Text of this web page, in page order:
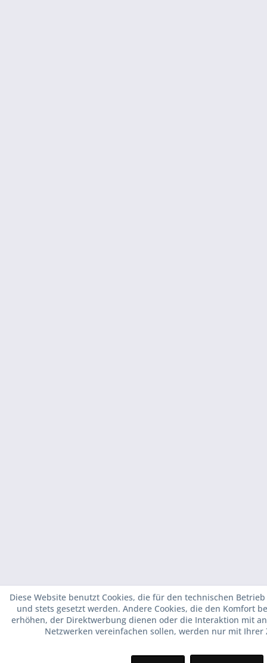
Diese Website benutzt Cookies, die für den technischen
und stets gesetzt werden. Andere Cookies, die den Komfort
erhöhen, der Direktwerbung dienen oder die Interaktion mit
Netzwerken vereinfachen sollen, werden nur mit Ihrer